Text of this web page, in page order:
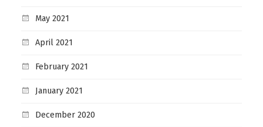
May 2021
April 2021
February 2021
January 2021
December 2020